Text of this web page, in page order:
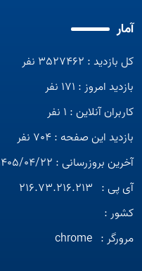
آمار
کل بازدید : 3527462 نفر
بازدید امروز : 171 نفر
کاربران آنلاین : 1 نفر
بازدید این صفحه : 704 نفر
آخرین بروزرسانی : 1405/04/22 13:04
آی پی : 216.73.216.213
کشور :
مرورگر : chrome